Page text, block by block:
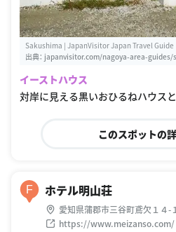
Sakushima | JapanVisitor Japan Travel Guide
出典： japanvisitor.com/nagoya-area-guides/
イーストハウス
対岸に見える黒いおひるねハウスと
このスポットの
F ホテル明山荘
愛知県蒲郡市三谷町鳶欠１４-１
https://www.meizanso.com/